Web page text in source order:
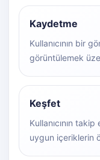
Kaydetme
Kullanıcının bir
görüntülemek
Keşfet
Kullanıcının
uygun içeriklerin